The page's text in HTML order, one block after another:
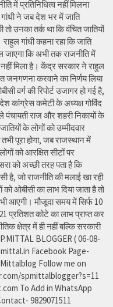
में प्रतिनिधित्व नहीं मिलना
ने जब देश भर में जाति
उनका तर्क था कि वंचित जातियों
राहुल गांधी कहना रहा कि जाति
कि अभी तक राजनीति में
नहीं मिला है। केंद्र सरकार ने राहुल
जनगणना करवाने का निर्णय लिया
वर्ग की रिपोर्ट उजागर हो गई है,
कांग्रेस कमेटी के अध्यक्ष गोविंद
पंचायती राज और शहरी निकायों के
के लोगों को उम्मीदवार
पूरा होगा, जब राजस्थान में
को आरक्षित सीटों पर
को अच्छी तरह पता है कि
है, जो राजनीति की मलाई खा रही
ओबीसी का लाभ दिया जाता है तो
आएगी। मौजूदा समय में सिर्फ 10
प्रतिशत कोटे का लाभ प्राप्त कर
क्षेत्र में ही नहीं बल्कि सरकारी
BLOGGER ( 06-08-
Facebook Page-
Follow me on
spmittalblogger?s=11
To Add in WhatsApp
9829071511